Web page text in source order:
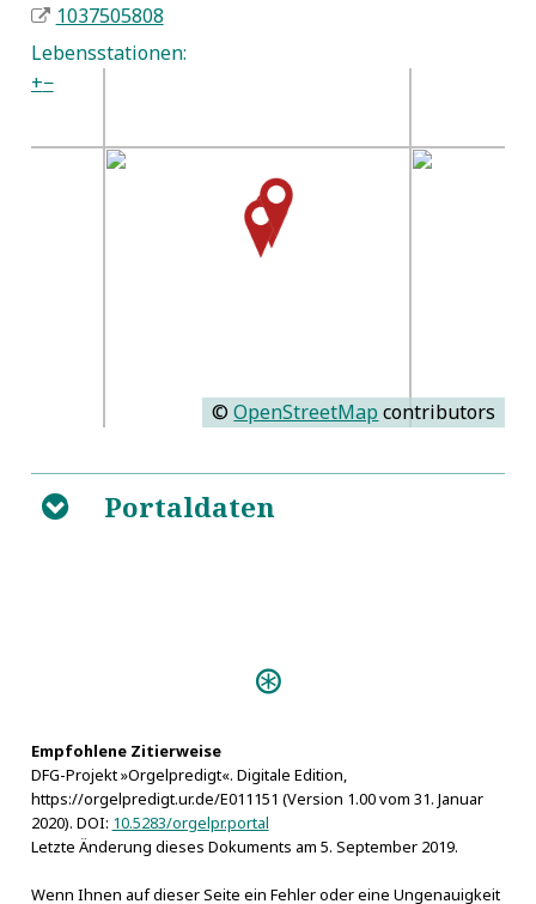
1037505808
Lebensstationen:
+−
©OpenStreetMap contributors
B Portaldaten
Trifolium Inaugurationis
Das fröliche Halleluja (Wittenberg
1675)
Empfohlene Zitierweise
DFG-Projekt »Orgelpredigt«. Digitale Edition,
https://orgelpredigt.ur.de/E011151 (Version 1.00 vom 31. Januar
2020). DOI: 10.5283/orgelpr.portal
Letzte Änderung dieses Dokuments am 5. September 2019.
Wenn Ihnen auf dieser Seite ein Fehler oder eine Ungenauigkeit